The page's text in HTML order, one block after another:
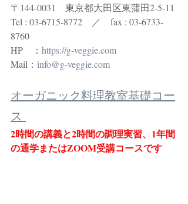
〒144-0031　東京都大田区東蒲田2-5-11
Tel : 03-6715-8772　／　fax : 03-6733-
8760
HP　： https://g-veggie.com
Mail： info@g-veggie.com
オーガニック料理教室基礎コー
ス
2時間の講義と2時間の調理実習、1年間
の通学またはZOOM受講コースです